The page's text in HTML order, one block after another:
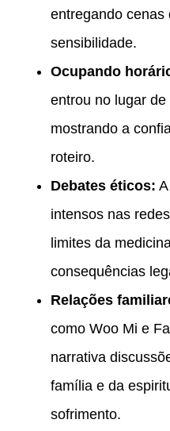
entregando cenas
sensibilidade.
Ocupando
entrou no lugar de
mostrando a
roteiro.
Debates éticos:
intensos nas
limites da
consequências
Relações
como Woo Mi e
narrativa
família e da
sofrimento.